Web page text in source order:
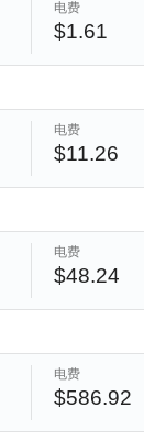
电费
$1.61
电费
$11.26
电费
$48.24
电费
$586.92